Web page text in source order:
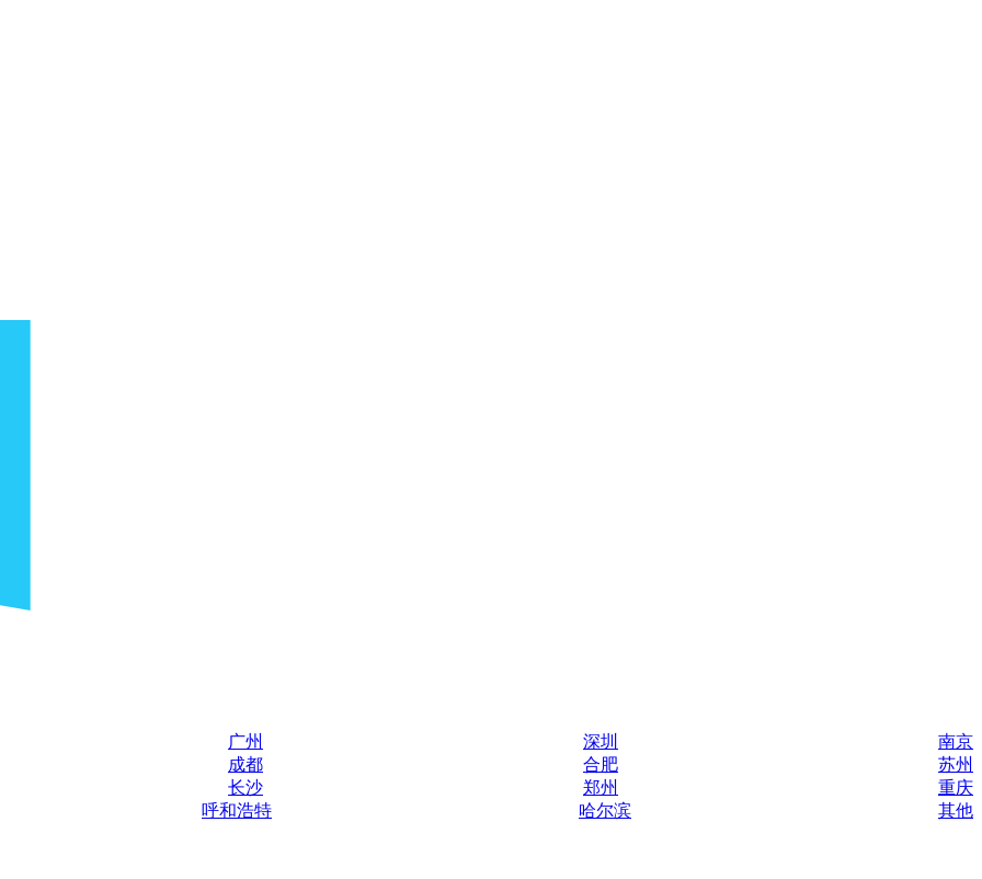
广州 深圳
南京
成都 合肥
苏州
长沙 郑州
重庆
呼和浩特 哈尔滨
其他